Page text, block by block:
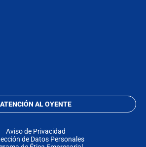
ATENCIÓN AL OYENTE
Aviso de Privacidad
de Datos Personales